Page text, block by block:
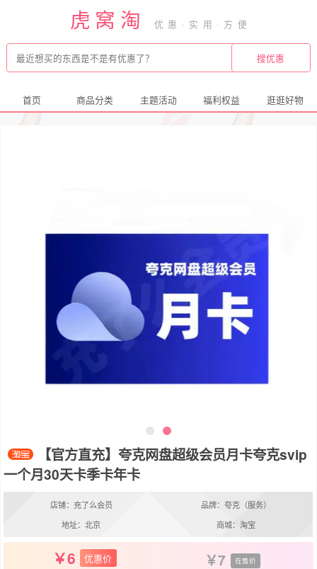
虎窝淘
首页 商品分类 主题活动 福利权益 逛逛好物
【官方直充】夸克网盘超级会员月卡夸克svip
一个月30天卡季卡年卡
店铺：充了么会员
品牌：夸克（服务）
地址：北京
商城：淘宝
6 优惠价 7 在售价